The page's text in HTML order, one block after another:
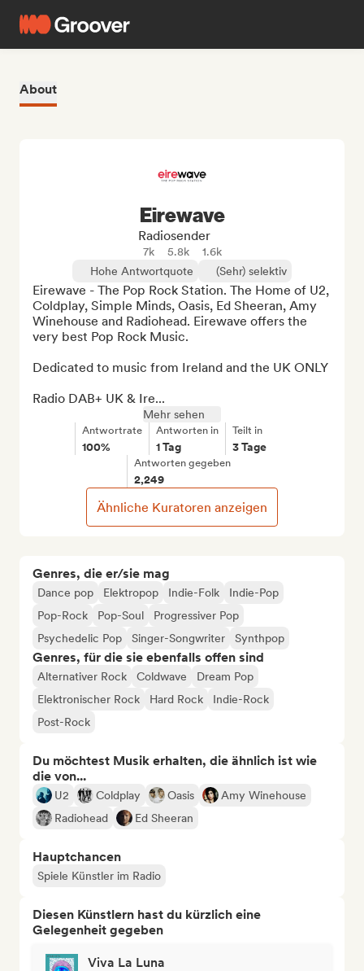
About
Genres, die er/sie mag
Dance pop Elektropop Indie-Folk
Indie-Pop
Pop-Rock
Pop-Soul
Progressiver Pop
Psychedelic Pop
Singer-Songwriter Synthpop
Genres, für die sie ebenfalls offen sind
Alternativer Rock Coldwave
Dream Pop
Elektronischer Rock
Hard Rock
Indie-Rock
Post-Rock
Du möchtest Musik erhalten, die ähnlich ist wie
die von...
U2 Coldplay Oasis
Amy Winehouse
Radiohead
Ed Sheeran
Hauptchancen
Spiele Künstler im Radio
Diesen Künstlern hast du kürzlich eine
Gelegenheit gegeben
Viva La Luna
Eirewave
Radiosender
7k 5.8k
1.6k
Hohe Antwortquote
(Sehr) selektiv
Eirewave - The Pop Rock Station. The Home of U2,
Coldplay, Simple Minds, Oasis, Ed Sheeran, Amy
Winehouse and Radiohead. Eirewave offers the
very best Pop Rock Music.
Dedicated to music from Ireland and the UK ONLY
Radio DAB+ UK & Ire...
Mehr sehen
Antwortrate
100%
Antworten in
1 Tag
Teilt in
3 Tage
Antworten gegeben
2,249
Ähnliche Kuratoren anzeigen